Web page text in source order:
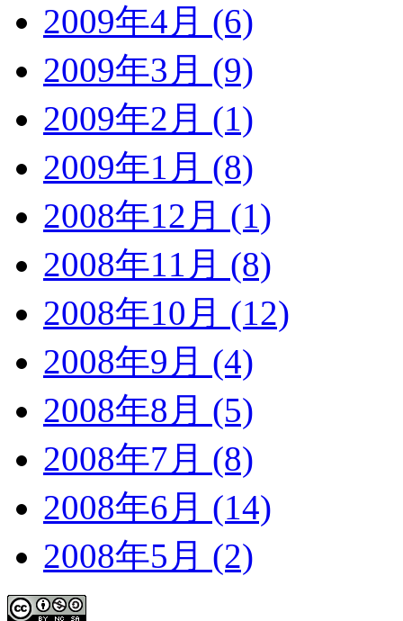
2009年4月 (6)
2009年3月 (9)
2009年2月 (1)
2009年1月 (8)
2008年12月 (1)
2008年11月 (8)
2008年10月 (12)
2008年9月 (4)
2008年8月 (5)
2008年7月 (8)
2008年6月 (14)
2008年5月 (2)